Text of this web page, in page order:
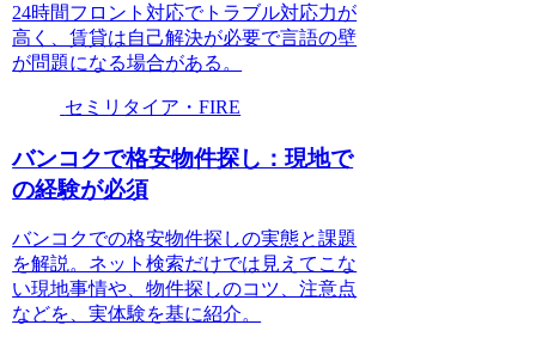
24時間フロント対応でトラブル対応力が
高く、賃貸は自己解決が必要で言語の壁
が問題になる場合がある。
セミリタイア・FIRE
バンコクで格安物件探し：現地で
の経験が必須
バンコクでの格安物件探しの実態と課題
を解説。ネット検索だけでは見えてこな
い現地事情や、物件探しのコツ、注意点
などを、実体験を基に紹介。